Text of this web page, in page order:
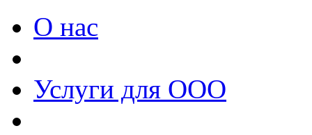
О нас
Услуги для ООО